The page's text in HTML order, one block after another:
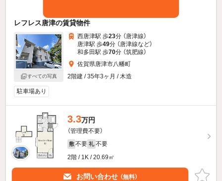
レフレス唐津の賃貸物件
すべての写真
西唐津駅 歩23分 （唐津線）
唐津駅 歩49分 （唐津線など）
和多田駅 歩70分 （筑肥線）
佐賀県唐津市八幡町
2階建 / 35年3ヶ月 / 木造
駐車場あり
3.3万円
（管理費不要）
敷 不要 礼 不要
2階 / 1K / 20.69㎡
お問い合わせ （無料）